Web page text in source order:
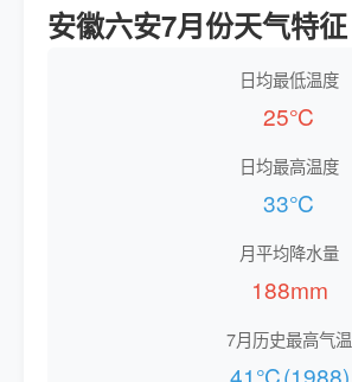
安徽六安7月份天气特征
日均最低温度
25℃
日均最高温度
33℃
月平均降水量
188mm
7月历史最高气温
41℃(1988)